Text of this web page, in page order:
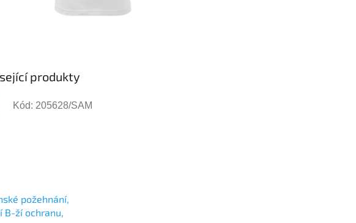
produkty
požehnání,
B-ží ochranu,
Kód: 205628/SAM